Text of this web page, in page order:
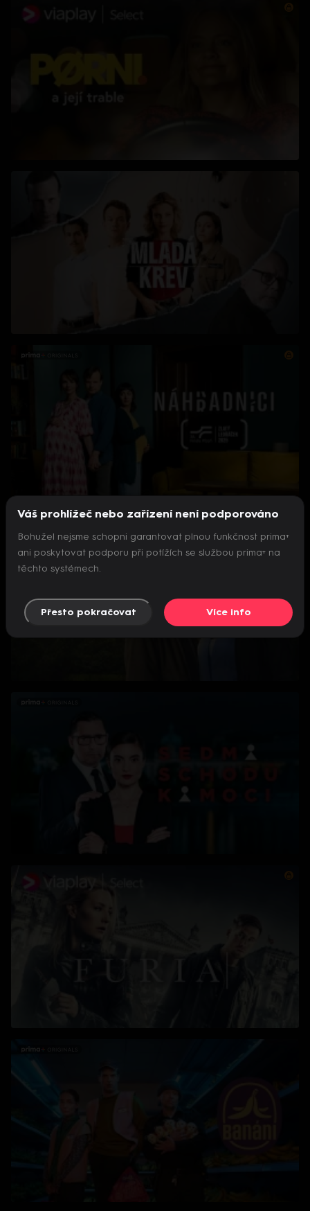
Váš prohlížeč nebo zařízení není podporováno
Bohužel nejsme schopni garantovat plnou funkčnost prima+
ani poskytovat podporu při potížích se službou prima+ na
těchto systémech.
Přesto pokračovat Více info